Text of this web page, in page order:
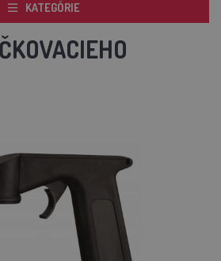
KATEGÓRIE